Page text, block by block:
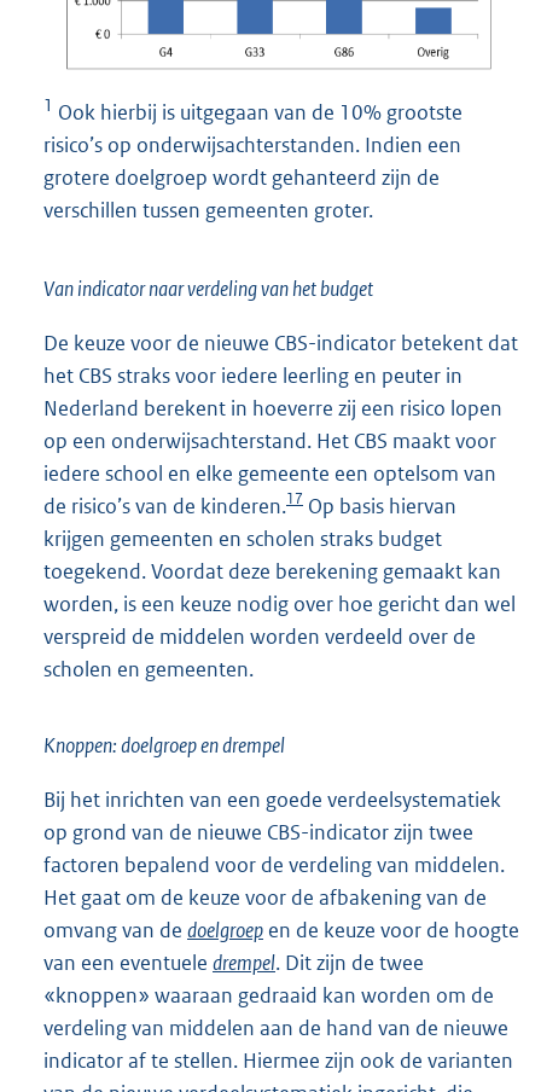
1 Ook hierbij is uitgegaan van de 10% grootste
risico’s op onderwijsachterstanden. Indien een
grotere doelgroep wordt gehanteerd zijn de
verschillen tussen gemeenten groter.
Van indicator naar verdeling van het budget
De keuze voor de nieuwe CBS-indicator betekent dat
het CBS straks voor iedere leerling en peuter in
Nederland berekent in hoeverre zij een risico lopen
op een onderwijsachterstand. Het CBS maakt voor
iedere school en elke gemeente een optelsom van
de risico’s van de kinderen.17 Op basis hiervan
krijgen gemeenten en scholen straks budget
toegekend. Voordat deze berekening gemaakt kan
worden, is een keuze nodig over hoe gericht dan wel
verspreid de middelen worden verdeeld over de
scholen en gemeenten.
Knoppen: doelgroep en drempel
Bij het inrichten van een goede verdeelsystematiek
op grond van de nieuwe CBS-indicator zijn twee
factoren bepalend voor de verdeling van middelen.
Het gaat om de keuze voor de afbakening van de
omvang van de doelgroep en de keuze voor de hoogte
van een eventuele drempel. Dit zijn de twee
«knoppen» waaraan gedraaid kan worden om de
verdeling van middelen aan de hand van de nieuwe
indicator af te stellen. Hiermee zijn ook de varianten